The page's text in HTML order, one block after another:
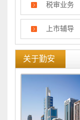
税审业务
上市辅导
关于勤安